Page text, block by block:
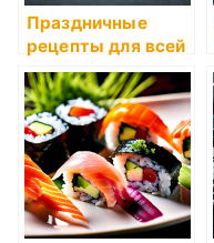
Праздничные
рецепты для всей
семьи